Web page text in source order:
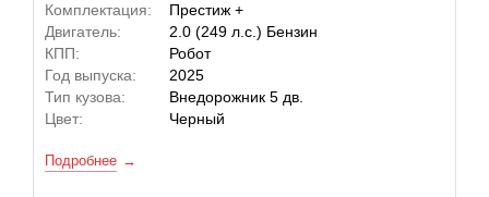
Комплектация:
Престиж +
Двигатель:
2.0 (249 л.с.) Бензин
КПП:
Робот
Год выпуска:
2025
Тип кузова:
Внедорожник 5 дв.
Цвет:
Черный
Подробнее